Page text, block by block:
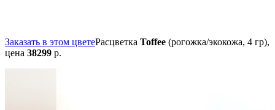
Заказать в этом цветеРасцветка Toffee (рогожка/экокожа, 4 гр),
цена 38299 р.